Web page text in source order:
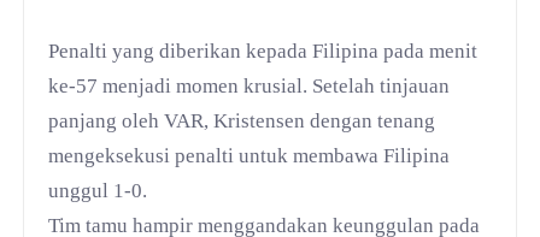
Penalti yang diberikan kepada Filipina pada menit
ke-57 menjadi momen krusial. Setelah tinjauan
panjang oleh VAR, Kristensen dengan tenang
mengeksekusi penalti untuk membawa Filipina
unggul 1-0.
Tim tamu hampir menggandakan keunggulan pada